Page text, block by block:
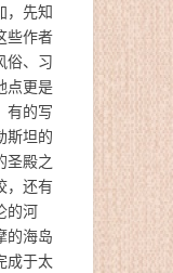
，先知
些作者
俗、习
点更是
有的写
斯坦的
圣殿之
，还有
的河
的海岛
成于太